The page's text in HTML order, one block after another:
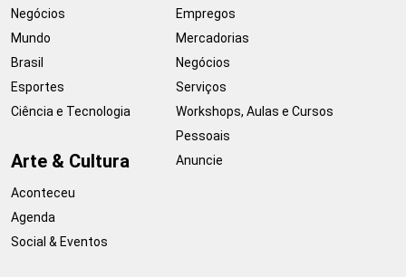
Negócios
Mundo
Brasil
Esportes
Ciência e Tecnologia
Arte & Cultura
Aconteceu
Agenda
Social & Eventos
Empregos
Mercadorias
Negócios
Serviços
Workshops, Aulas e Cursos
Pessoais
Anuncie